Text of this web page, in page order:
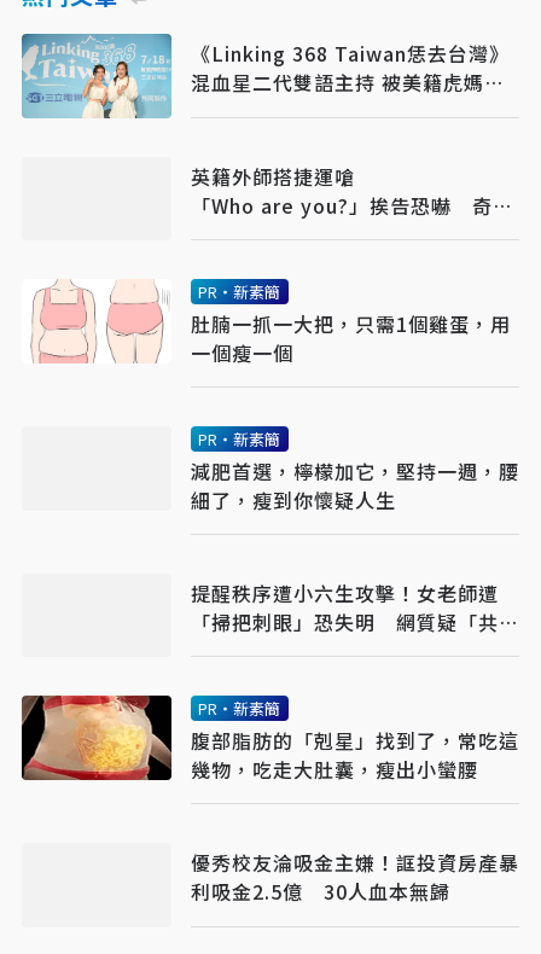
《Linking 368 Taiwan恁去台灣》
混血星二代雙語主持 被美籍虎媽催
婚
英籍外師搭捷運嗆
「Who are you?」挨告恐嚇 奇異
鳥美語學校：依法解雇
PR・新素簡
肚腩一抓一大把，只需1個雞蛋，用
一個瘦一個
PR・新素簡
減肥首選，檸檬加它，堅持一週，腰
細了，瘦到你懷疑人生
提醒秩序遭小六生攻擊！女老師遭
「掃把刺眼」恐失明 網質疑「共融
教育」
PR・新素簡
腹部脂肪的「剋星」找到了，常吃這
幾物，吃走大肚囊，瘦出小蠻腰
優秀校友淪吸金主嫌！誆投資房產暴
利吸金2.5億 30人血本無歸